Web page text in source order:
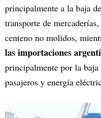
principalmente a la baja
transporte de
centeno no molidos,
las importaciones
principalmente por la
pasajeros y energía